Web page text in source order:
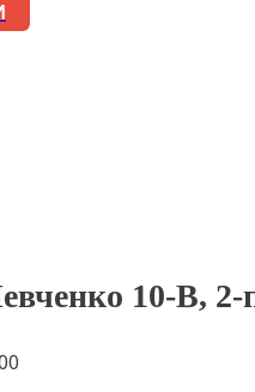
10-В, 2-